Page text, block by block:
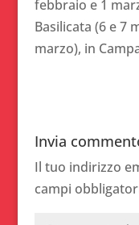
febbraio e 1
Basilicata (6 e 7
marzo), in
Invia
Il tuo indirizzo
campi